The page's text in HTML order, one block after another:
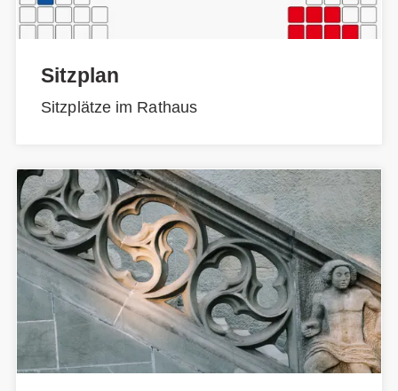
Sitzplan
Sitzplätze im Rathaus